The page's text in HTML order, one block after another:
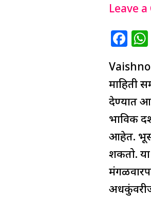
Leave
F
c
e
b
o
o
k
Vaishno
माहिती
देण्यात
भाविक
आहेत.
शकतो.
:
वैष्णो
देवी
आतापर्यंत
34
जणांचा
मृत्यू,
58
गाड्या
रद्द